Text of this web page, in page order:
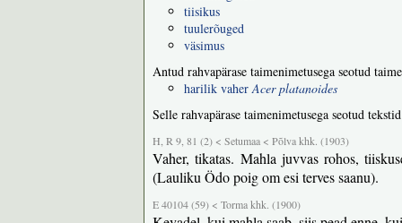
tiisikus
tuulerõuged
väsimus
Antud rahvapärase taimenimetusega seotud
harilik vaherAcer platanoides
Selle rahvapärase taimenimetusega seotud
H, R 9, 81 (2) < Setumaa < Põlva khk. (1903)
Vaher, tikatas. Mahla juvvas rohos,
(Lauliku Ödo poig om esi terves saanu).
E 40104 (59) < Torma khk. (1900)